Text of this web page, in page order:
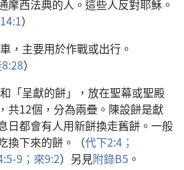
摩西法典的人 。 這些人反對耶穌 。
14:1）
， 主要用於作戰或出行 。
8:28）
和 「呈獻的餅」， 放在聖幕或聖殿
， 共12個 ， 分為兩疊 。 陳設餅是獻
日都會有人用新餅換走舊餅 。 一般
換下來的餅 。（代下2:4；
9； 來9:2） 另 見附錄B5 。